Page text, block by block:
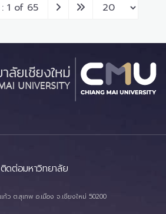
1 of 65
ติดต่อมหาวิทยาลัย
ว ต.สุเทพ อ.เมือง จ.เชียงใหม่ 50200